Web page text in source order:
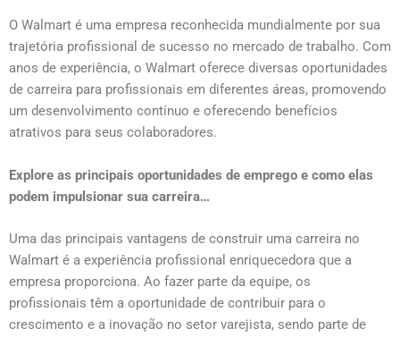
O Walmart é uma empresa reconhecida mundialmente por sua
trajetória profissional de sucesso no mercado de trabalho. Com
anos de experiência, o Walmart oferece diversas oportunidades
de carreira para profissionais em diferentes áreas, promovendo
um desenvolvimento contínuo e oferecendo benefícios
atrativos para seus colaboradores.
Explore as principais oportunidades de emprego e como elas
podem impulsionar sua carreira…
Uma das principais vantagens de construir uma carreira no
Walmart é a experiência profissional enriquecedora que a
empresa proporciona. Ao fazer parte da equipe, os
profissionais têm a oportunidade de contribuir para o
crescimento e a inovação no setor varejista, sendo parte de